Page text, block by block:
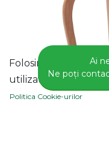
Folosim cookie-uri
utilizator mai bună
Politica Cookie-urilor
Ai
Ne poți